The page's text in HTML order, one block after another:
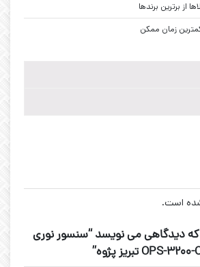
از برترین برندها
زمان ممکن
است.
دیدگاهی می نویسد “سنسور نوری